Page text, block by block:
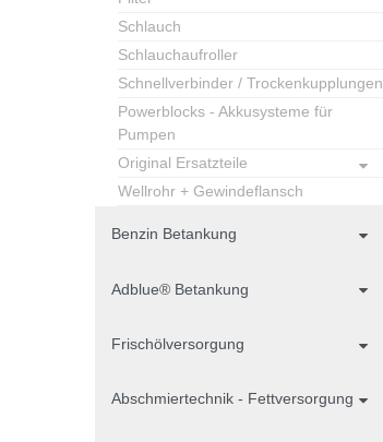
Schlauch
Schlauchaufroller
Schnellverbinder / Trockenkupplungen
Powerblocks - Akkusysteme für
Pumpen
Original Ersatzteile
Wellrohr + Gewindeflansch
Benzin Betankung
Adblue® Betankung
Frischölversorgung
Abschmiertechnik - Fettversorgung